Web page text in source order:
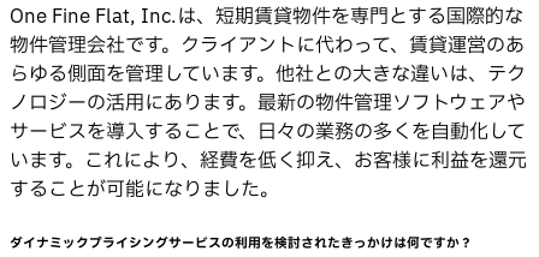
One Fine Flat, Inc.は、短期賃貸物件を専門とする国際的な
物件管理会社です。クライアントに代わって、賃貸運営のあ
らゆる側面を管理しています。他社との大きな違いは、テク
ノロジーの活用にあります。最新の物件管理ソフトウェアや
サービスを導入することで、日々の業務の多くを自動化して
います。これにより、経費を低く抑え、お客様に利益を還元
することが可能になりました。
ダイナミックプライシングサービスの利用を検討されたきっかけは何ですか？